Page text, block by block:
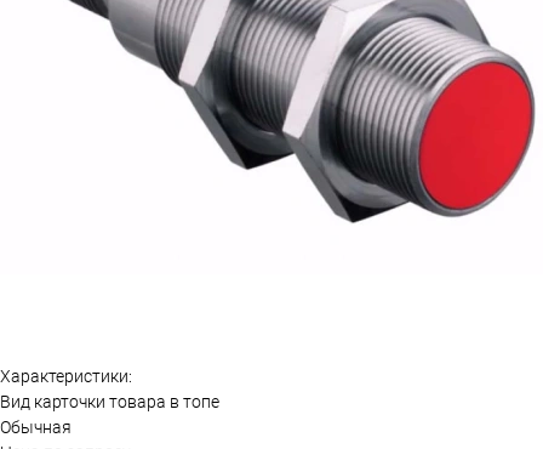
Характеристики:
Вид карточки товара в топе
Обычная